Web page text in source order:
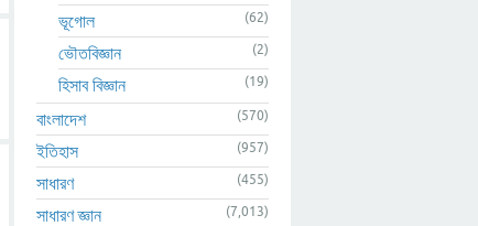
ভূগোল (62)
ভৌতবিজ্ঞান (2)
হিসাব বিজ্ঞান (19)
বাংলাদেশ (570)
ইতিহাস (957)
সাধারণ (455)
সাধারণ জ্ঞান (7,013)